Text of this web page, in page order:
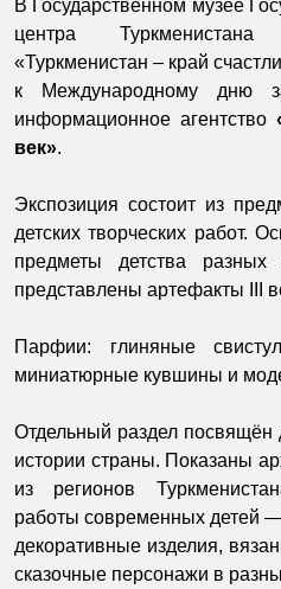
В Государственном музее
центра
«Туркменистан – край
к Международному дню
информационное агентство
век».
Экспозиция состоит из
детских творческих работ.
предметы детства разных
представлены артефакты III
Парфии: глиняные
миниатюрные кувшины и
Отдельный раздел посвящён
истории страны. Показаны
из регионов
работы современных детей
декоративные изделия,
сказочные персонажи в